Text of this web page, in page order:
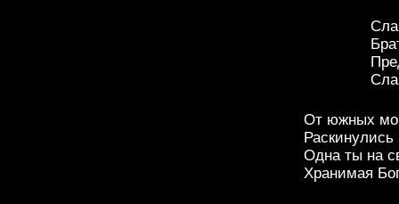
От южных
Одна ты на
Хранимая